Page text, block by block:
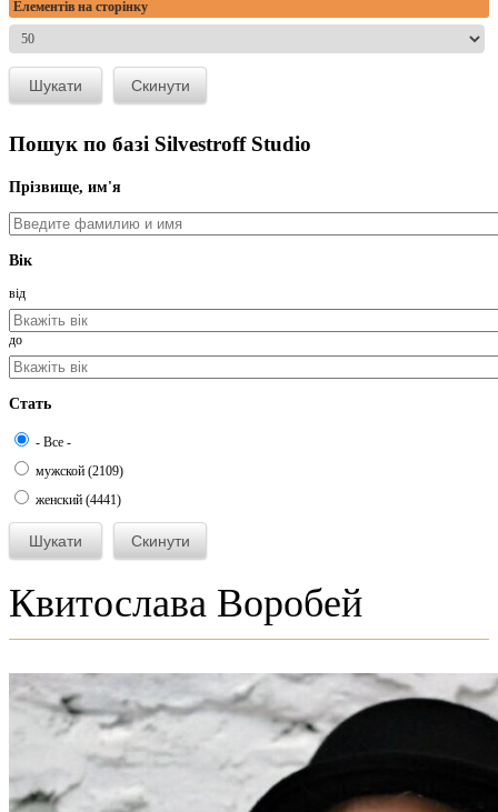
Елементів на сторінку
Пошук по базі Silvestroff Studio
Прізвище, им'я
Вік
від
до
Стать
- Все -
мужской (2109)
женский (4441)
Квитослава Воробей